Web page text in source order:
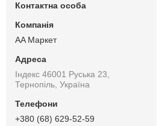
AA Маркет
Індекс 46001 Руська 23,
Тернопіль, Україна
+380 (68) 629-52-59